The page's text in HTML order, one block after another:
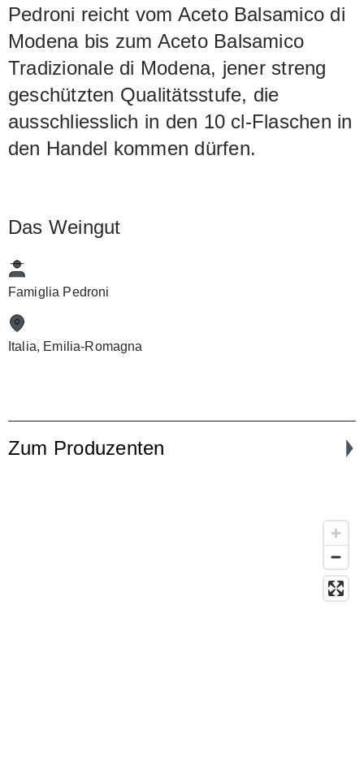
Pedroni reicht vom Aceto Balsamico di
Modena bis zum Aceto Balsamico
Tradizionale di Modena, jener streng
geschützten Qualitätsstufe, die
ausschliesslich in den 10 cl-Flaschen in
den Handel kommen dürfen.
Das Weingut
Famiglia Pedroni
Italia, Emilia-Romagna
Zum Produzenten